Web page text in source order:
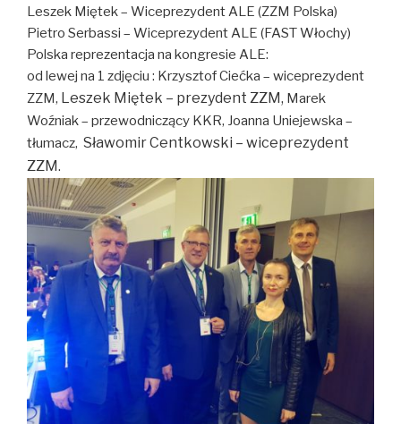
Leszek Miętek – Wiceprezydent ALE (ZZM Polska)
Pietro Serbassi – Wiceprezydent ALE (FAST Włochy)
Polska reprezentacja na kongresie ALE:
od lewej na 1 zdjęciu : Krzysztof Ciećka – wiceprezydent
ZZM, Leszek Miętek – prezydent ZZM, Marek
Woźniak – przewodniczący KKR, Joanna Uniejewska –
tłumacz, Sławomir Centkowski – wiceprezydent
ZZM.